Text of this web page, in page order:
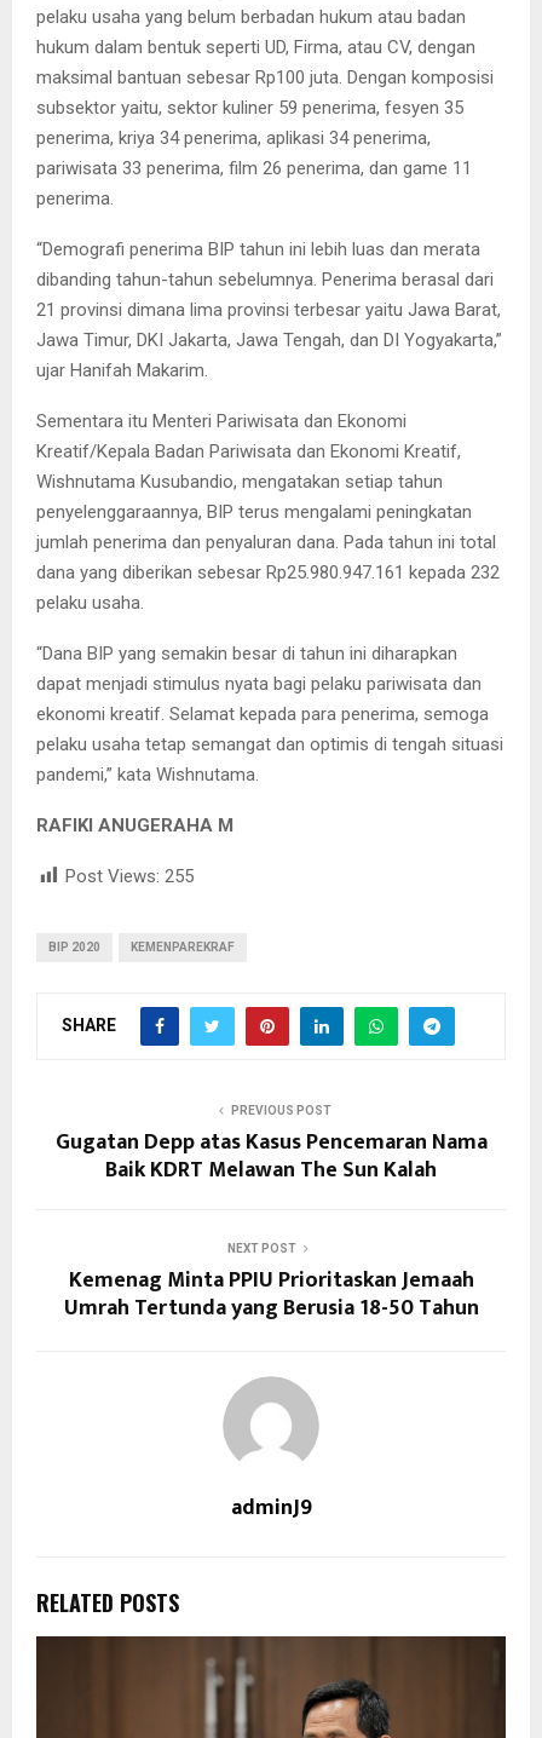
pelaku usaha yang belum berbadan hukum atau badan
hukum dalam bentuk seperti UD, Firma, atau CV, dengan
maksimal bantuan sebesar Rp100 juta. Dengan komposisi
subsektor yaitu, sektor kuliner 59 penerima, fesyen 35
penerima, kriya 34 penerima, aplikasi 34 penerima,
pariwisata 33 penerima, film 26 penerima, dan game 11
penerima.
“Demografi penerima BIP tahun ini lebih luas dan merata
dibanding tahun-tahun sebelumnya. Penerima berasal dari
21 provinsi dimana lima provinsi terbesar yaitu Jawa Barat,
Jawa Timur, DKI Jakarta, Jawa Tengah, dan DI Yogyakarta,”
ujar Hanifah Makarim.
Sementara itu Menteri Pariwisata dan Ekonomi
Kreatif/Kepala Badan Pariwisata dan Ekonomi Kreatif,
Wishnutama Kusubandio, mengatakan setiap tahun
penyelenggaraannya, BIP terus mengalami peningkatan
jumlah penerima dan penyaluran dana. Pada tahun ini total
dana yang diberikan sebesar Rp25.980.947.161 kepada 232
pelaku usaha.
“Dana BIP yang semakin besar di tahun ini diharapkan
dapat menjadi stimulus nyata bagi pelaku pariwisata dan
ekonomi kreatif. Selamat kepada para penerima, semoga
pelaku usaha tetap semangat dan optimis di tengah situasi
pandemi,” kata Wishnutama.
RAFIKI ANUGERAHA M
Post Views: 255
BIP 2020 KEMENPAREKRAF
SHARE
PREVIOUS POST
Gugatan Depp atas Kasus Pencemaran Nama
Baik KDRT Melawan The Sun Kalah
NEXT POST
Kemenag Minta PPIU Prioritaskan Jemaah
Umrah Tertunda yang Berusia 18-50 Tahun
adminJ9
RELATED POSTS